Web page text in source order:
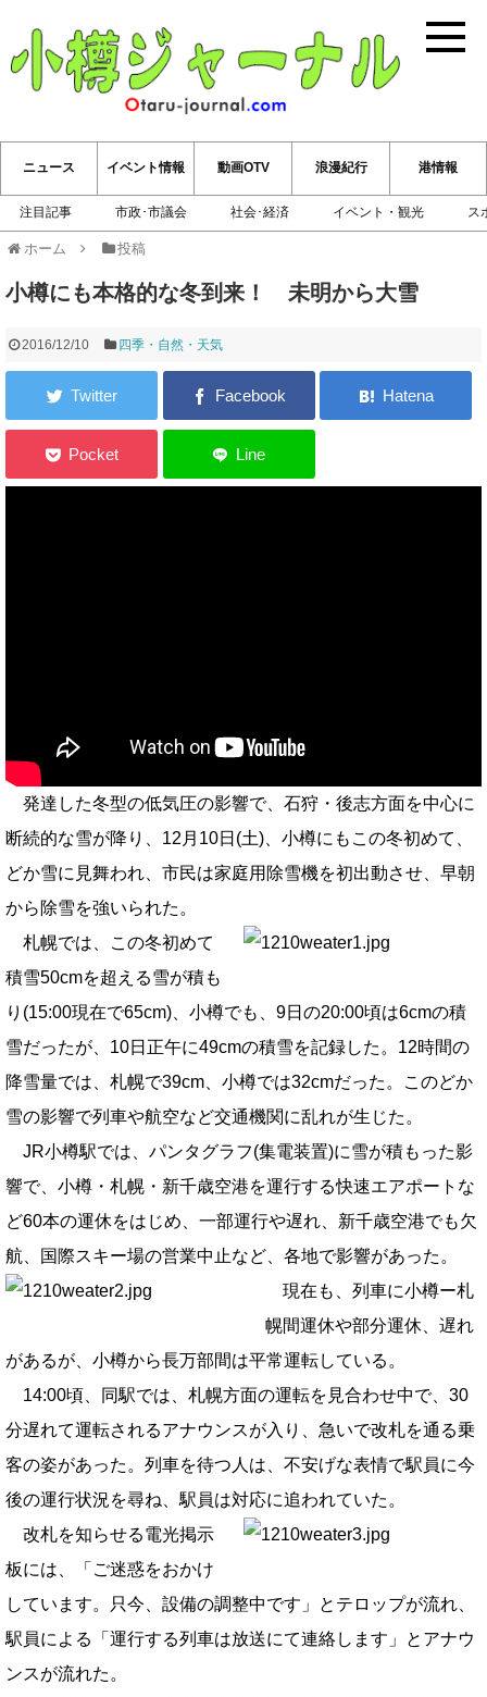
小樽ジ
ニュース
注目記事 市政･市議会 社会･経済 イベント・観光 ス
イベント情報 動画OTV 浪漫紀行 港情報
ホーム 投稿
小樽にも本格的な冬到来！ 未明から大雪
2016/12/10 四季・自然・天気
発達した冬型の低気圧の影響で、石狩・後志方面を中心に
断続的な雪が降り、12月10日(土)、小樽にもこの冬初めて、
どか雪に見舞われ、市民は家庭用除雪機を初出動させ、早朝
から除雪を強いられた。
札幌では、この冬初めて
積雪50cmを超える雪が積も
り(15:00現在で65cm)、小樽でも、9日の20:00頃は6cmの積
雪だったが、10日正午に49cmの積雪を記録した。12時間の
降雪量では、札幌で39cm、小樽では32cmだった。このどか
雪の影響で列車や航空など交通機関に乱れが生じた。
JR小樽駅では、パンタグラフ(集電装置)に雪が積もった影
響で、小樽・札幌・新千歳空港を運行する快速エアポートな
ど60本の運休をはじめ、一部運行や遅れ、新千歳空港でも欠
航、国際スキー場の営業中止など、各地で影響があった。
現在も、列車に小樽ー札
幌間運休や部分運休、遅れ
があるが、小樽から長万部間は平常運転している。
14:00頃、同駅では、札幌方面の運転を見合わせ中で、30
分遅れて運転されるアナウンスが入り、急いで改札を通る乗
客の姿があった。列車を待つ人は、不安げな表情で駅員に今
後の運行状況を尋ね、駅員は対応に追われていた。
改札を知らせる電光掲示
板には、「ご迷惑をおかけ
しています。只今、設備の調整中です」とテロップが流れ、
駅員による「運行する列車は放送にて連絡します」とアナウ
ンスが流れた。